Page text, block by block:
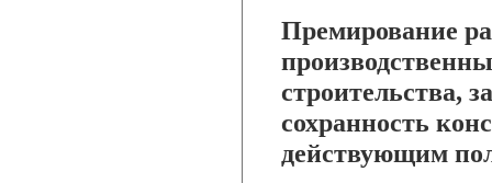
Премирование
строительства,
сохранность
действующим